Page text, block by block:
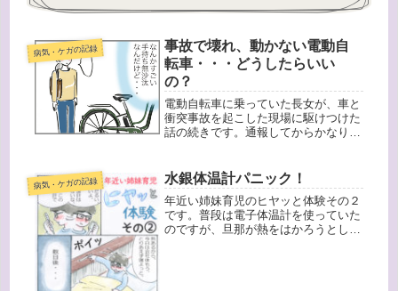
病気・ケガの記録
事故で壊れ、動かない電動自
転車・・・どうしたらいい
の？
電動自転車に乗っていた長女が、車と
衝突事故を起こした現場に駆けつけた
話の続きです。通報してからかなり時
れましたが、お互いケガはなく、壊れ
たのは長女が乗っていた自転車だけと
い...
病気・ケガの記録 水銀体温計パニック！
年近い姉妹育児のヒヤッと体験その２
です。普段は電子体温計を使っていた
のですが、旦那が熱をはかろうとした